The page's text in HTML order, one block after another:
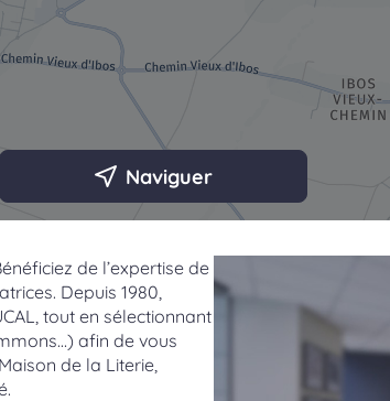
Naviguer
de l’expertise de
Depuis 1980,
tout en sélectionnant
afin de vous
de la Literie,